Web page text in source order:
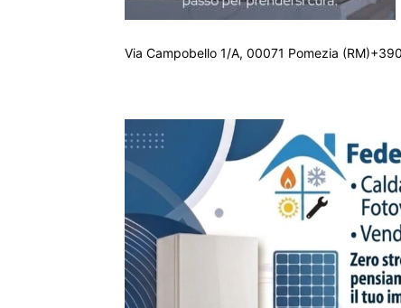
Via Campobello 1/A, 00071 Pomezia